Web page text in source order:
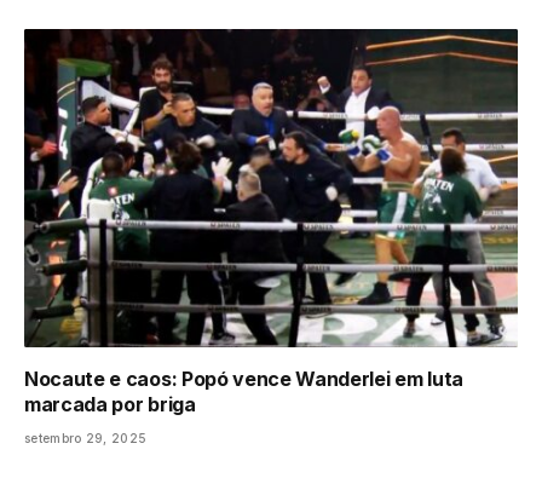
Nocaute e caos: Popó vence Wanderlei em luta
marcada por briga
setembro 29, 2025